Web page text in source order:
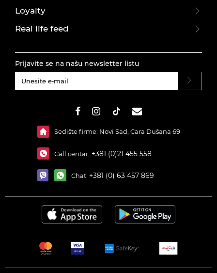
Loyalty
Real life feed
Prijavite se na našu newsletter listu
Sedište firme: Novi Sad, Cara Dušana 69
Call centar: +381 (0)21 455 558
Chat: +381 (0) 63 457 869